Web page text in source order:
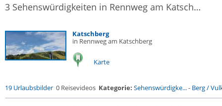
3 Sehenswürdigkeiten in Rennweg am Katschberg
Katschberg
in Rennweg am Katschberg
Karte
19 Urlaubsbilder 0 Reisevideos Kategorie: Sehenswürdigke...- Berg /